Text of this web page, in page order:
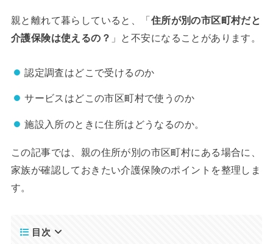
親と離れて暮らしていると、「住所が別の市区町村だと
介護保険は使えるの？ 」と不安になることがあります。
認定調査はどこで受けるのか
サービスはどこの市区町村で使うのか
施設入所のときに住所はどうなるのか。
この記事では、親の住所が別の市区町村にある場合に、
家族が確認しておきたい介護保険のポイントを整理しま
す。
目次